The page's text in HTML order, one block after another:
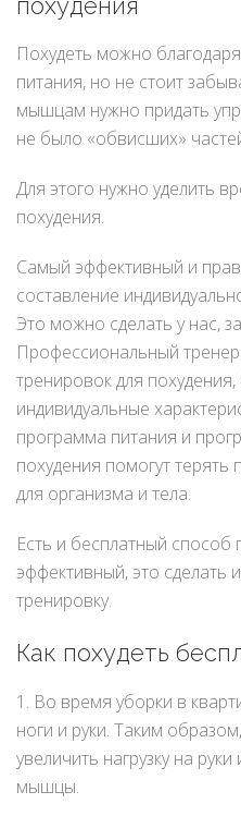
Похудеть можно
питания, но не стоит
мышцам нужно придать
не было «обвисших»
Для этого нужно уделить
похудения.
Самый эффективный и
составление
Это можно сделать у нас,
Профессиональный
тренировок для
индивидуальные
программа питания и
похудения помогут терять
для организма и тела.
Есть и бесплатный способ
эффективный, это сделать
тренировку.
Как похудеть
1. Во время уборки в
ноги и руки. Таким
увеличить нагрузку на
мышцы.